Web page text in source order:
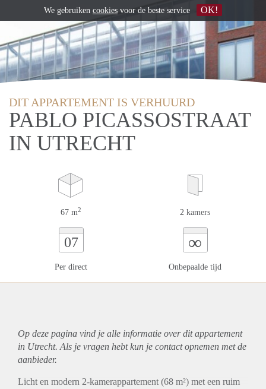
DIT APPARTEMENT IS VERHUURD
PABLO PICASSOSTRAAT
IN UTRECHT
67 m2 2 kamers
07
Per direct
∞
Onbepaalde tijd
Op deze pagina vind je alle informatie over ditappartement
in Utrecht. Als je vragen hebt kun je contact opnemen met de
aanbieder.
Licht en modern 2-kamerappartement (68 m²) met een ruim
We gebruiken cookies voor de beste service OK!